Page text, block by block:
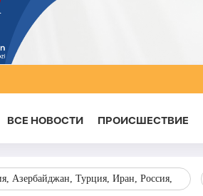
ВСЕ НОВОСТИ ПРОИСШЕСТВИЕ
Азербайджан, Турция, Иран, Россия,